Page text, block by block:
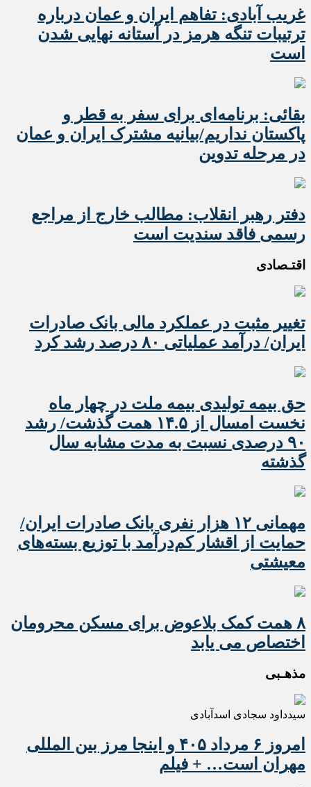
غریب آبادی: تفاهم ایران و عمان درباره
ترتیبات تنگه هرمز در آستانه نهایی شدن
است
بقائی: برنامه‌ای برای سفر به قطر و
پاکستان نداریم/بیانیه مشترک ایران و عمان
در مرحله تدوین
دفتر رهبر انقلاب: مطالب خارج از مراجع
رسمی فاقد سندیت است
اقتـصادی
تغییر مثبت در عملکرد مالی بانک صادرات
ایران/ درآمد عملیاتی ۸۰ درصد رشد کرد
حق بیمه تولیدی بیمه ملت در چهار ماه
نخست امسال از ۱۴.۵ همت گذشت/ رشد
۹۰ درصدی نسبت به مدت مشابه سال
گذشته
مهمانی ۱۲ هزار نفری بانک صادرات ایران/
حمایت از اقشار کم‌درآمد با توزیع بسته‌های
معیشتی
۸ همت کمک بلاعوض برای مسکن محرومان
اختصاص می یابد
مذهـبی
سیدداود سجادی اسدآبادی
امروز ۶ مرداد ۴۰۵ و اینجا مرز بین المللی
مهران است… + فیلم